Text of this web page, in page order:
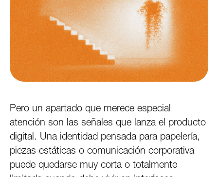
Pero un apartado que merece especial
atención son las señales que lanza el producto
digital. Una identidad pensada para papelería,
piezas estáticas o comunicación corporativa
puede quedarse muy corta o totalmente